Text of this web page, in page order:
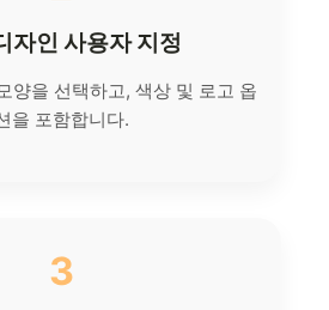
자인 사용자 지정
양을 선택하고, 색상 및 로고 옵
을 포함합니다.
3